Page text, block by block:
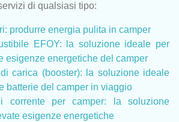
di qualsiasi tipo:
produrre energia pulita in camper
EFOY: la soluzione ideale per
esigenze energetiche del camper
carica (booster): la soluzione ideale
batterie del camper in viaggio
corrente per camper: la soluzione
esigenze energetiche